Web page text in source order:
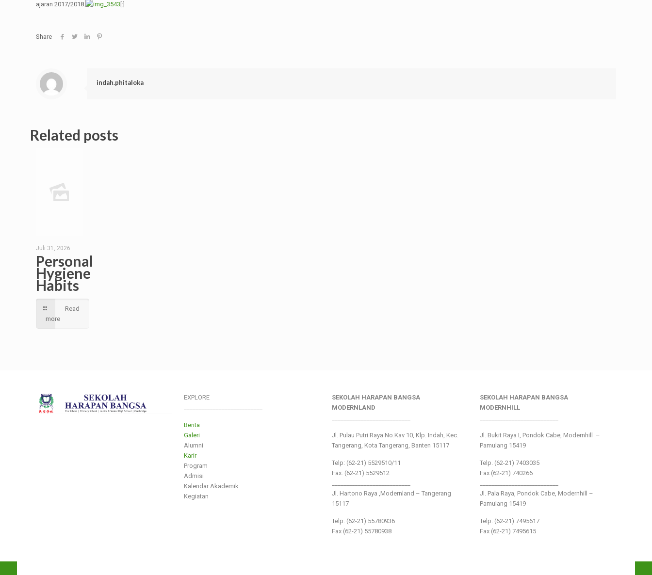
ajaran 2017/2018.
[:]
Share
indah.phitaloka
Related posts
Juli 31, 2026
Personal
Hygiene
Habits
Read
more
EXPLORE
Berita
Galeri
Alumni
Karir
Program
Admisi
Kalendar Akademik
Kegiatan
SEKOLAH HARAPAN BANGSA
MODERNLAND
Jl. Pulau Putri Raya No.Kav 10, Klp. Indah, Kec.
Tangerang, Kota Tangerang, Banten 15117
Telp: (62-21) 5529510/11
Fax: (62-21) 5529512
Jl. Hartono Raya ,Modernland – Tangerang
15117
Telp. (62-21) 55780936
Fax (62-21) 55780938
SEKOLAH HARAPAN BANGSA
MODERNHILL
Jl. Bukit Raya I, Pondok Cabe, Modernhill –
Pamulang 15419
Telp. (62-21) 7403035
Fax (62-21) 740266
Jl. Pala Raya, Pondok Cabe, Modernhill –
Pamulang 15419
Telp. (62-21) 7495617
Fax (62-21) 7495615